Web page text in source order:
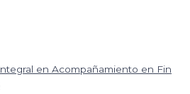
en Acompañamiento en Fin